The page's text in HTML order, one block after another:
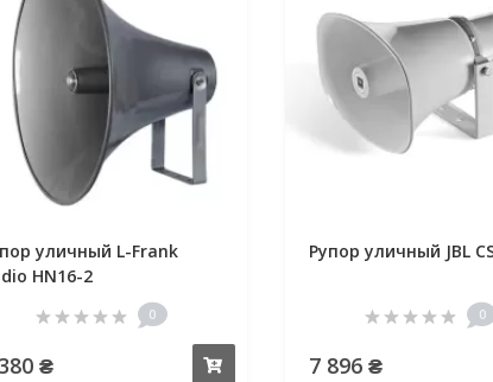
уличный L-Frank
HN16-2
0
₴
Рупор уличный JBL
0
7 896 ₴